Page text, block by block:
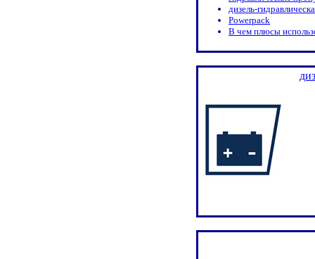
дизель-
Powerpack
В чем плюсы